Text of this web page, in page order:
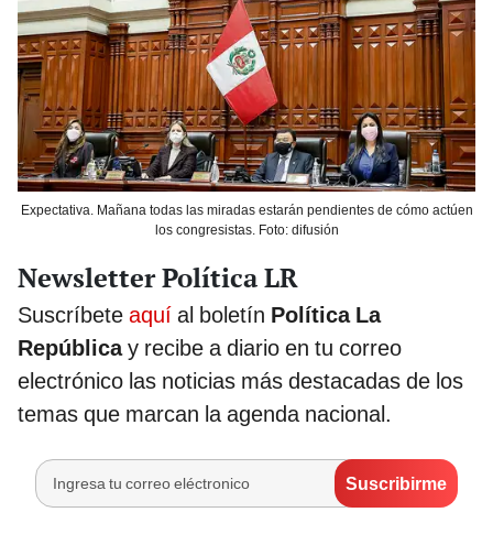
Expectativa. Mañana todas las miradas estarán pendientes de cómo actúen
los congresistas. Foto: difusión
Newsletter Política LR
Suscríbete aquí al boletín Política La
Repúblicay recibe a diario en tu correo
electrónico las noticias más destacadas de los
temas que marcan la agenda nacional.